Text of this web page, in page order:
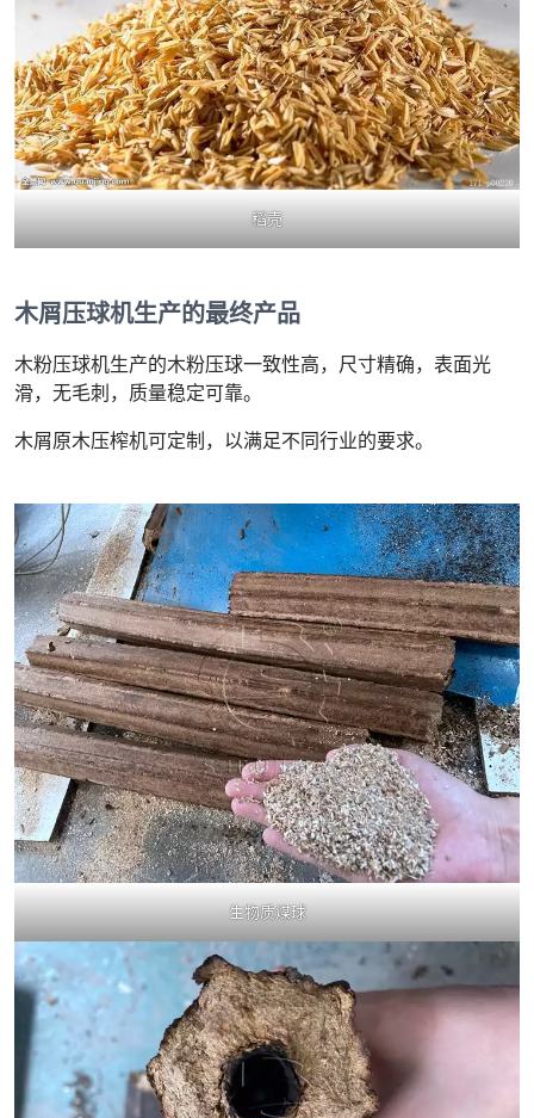
稻壳
木屑压球机生产的最终产品
木粉压球机生产的木粉压球一致性高，尺寸精确，表面光
滑，无毛刺，质量稳定可靠。
木屑原木压榨机可定制，以满足不同行业的要求。
生物质煤球